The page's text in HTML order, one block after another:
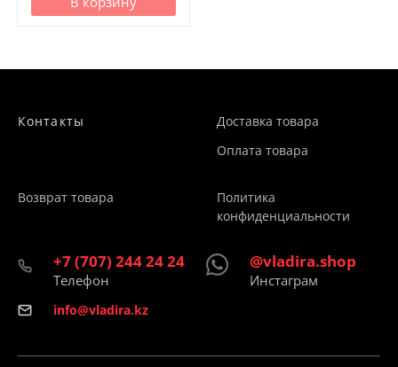
Контакты
Доставка товара
Оплата товара
Возврат товара
Политика
конфиденциальности
+7 (707) 244 24 24
Телефон
@vladira.shop
Инстаграм
info@vladira.kz